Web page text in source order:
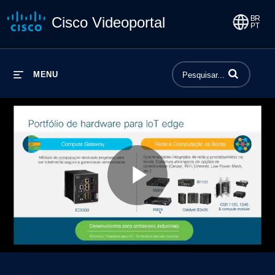
Cisco Videoportal
MENU Insira termos
Play